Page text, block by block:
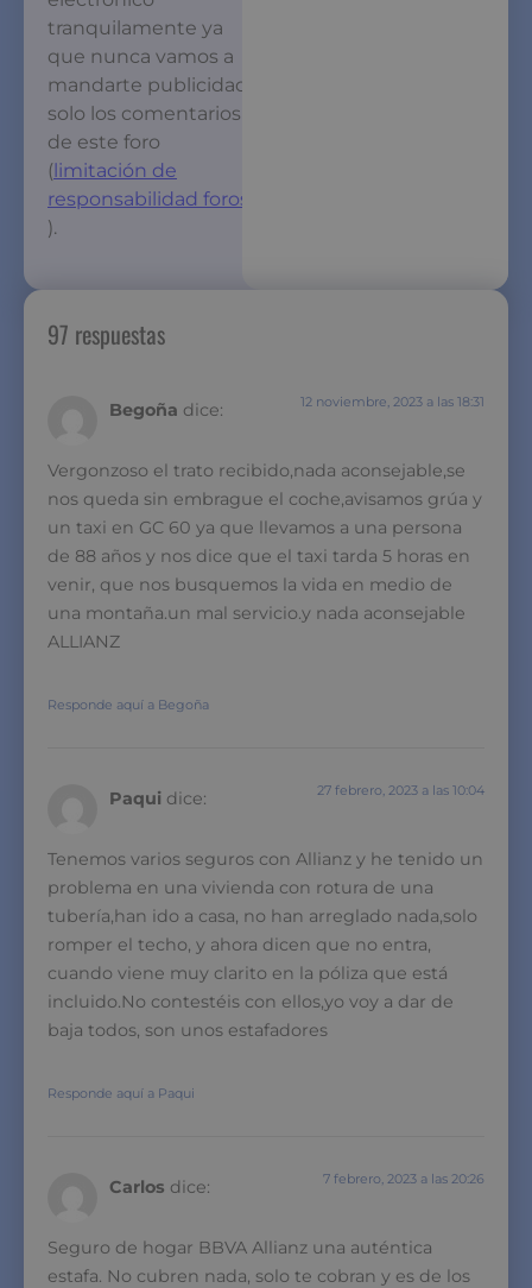
tranquilamente ya
que nunca vamos a
mandarte publicidad
solo los comentarios
de este foro
(limitación de
responsabilidad foros
).
97 respuestas
Begoña dice: 12 noviembre, 2023 a las 18:31
Vergonzoso el trato recibido,nada aconsejable,se
nos queda sin embrague el coche,avisamos grúa y
un taxi en GC 60 ya que llevamos a una persona
de 88 años y nos dice que el taxi tarda 5 horas en
venir, que nos busquemos la vida en medio de
una montaña.un mal servicio.y nada aconsejable
ALLIANZ
Responde aquí a Begoña
Paqui dice: 27 febrero, 2023 a las 10:04
Tenemos varios seguros con Allianz y he tenido un
problema en una vivienda con rotura de una
tubería,han ido a casa, no han arreglado nada,solo
romper el techo, y ahora dicen que no entra,
cuando viene muy clarito en la póliza que está
incluido.No contestéis con ellos,yo voy a dar de
baja todos, son unos estafadores
Responde aquí a Paqui
Carlos dice: 7 febrero, 2023 a las 20:26
Seguro de hogar BBVA Allianz una auténtica
estafa. No cubren nada, solo te cobran y es de los